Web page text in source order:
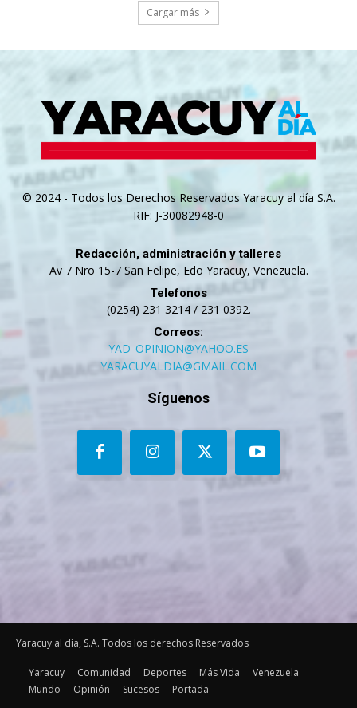
Cargar más
© 2024 - Todos los Derechos Reservados Yaracuy al día S.A.
RIF: J-30082948-0
Redacción, administración y talleres
Av 7 Nro 15-7 San Felipe, Edo Yaracuy, Venezuela.
Telefonos
(0254) 231 3214 / 231 0392.
Correos:
YAD_OPINION@YAHOO.ES
YARACUYALDIA@GMAIL.COM
Síguenos
Yaracuy al día, S.A. Todos los derechos Reservados
Yaracuy Comunidad Deportes Más Vida
Venezuela
Mundo
Opinión Sucesos Portada